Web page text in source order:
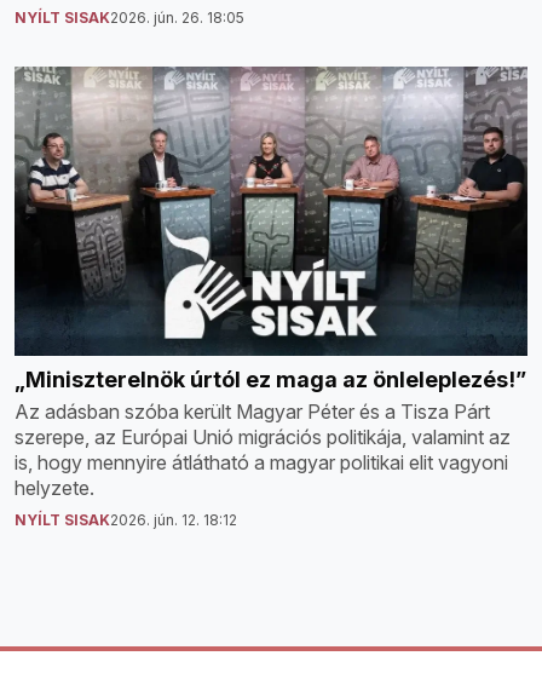
NYÍLT SISAK2026. jún. 26. 18:05
„Miniszterelnök úrtól ez maga az önleleplezés!”
Az adásban szóba került Magyar Péter és a Tisza Párt
szerepe, az Európai Unió migrációs politikája, valamint az
is, hogy mennyire átlátható a magyar politikai elit vagyoni
helyzete.
NYÍLT SISAK2026. jún. 12. 18:12